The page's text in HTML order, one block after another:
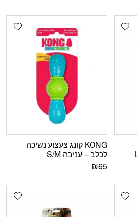
Add wishlist
KONG קונג צעצוע נשיכה
לכלב – עניבה S/M
₪65
Add wishlist